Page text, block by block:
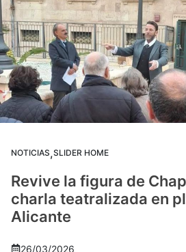
NOTICIAS,SLIDER HOME
Revive la figura de
charla teatralizada en
Alicante
26/03/2026